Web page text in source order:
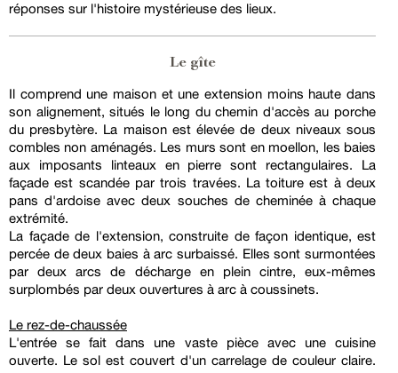
réponses sur l'histoire mystérieuse des lieux.
Le gîte
Il comprend une maison et une extension moins haute dans
son alignement, situés le long du chemin d'accès au porche
du presbytère. La maison est élevée de deux niveaux sous
combles non aménagés. Les murs sont en moellon, les baies
aux imposants linteaux en pierre sont rectangulaires. La
façade est scandée par trois travées. La toiture est à deux
pans d'ardoise avec deux souches de cheminée à chaque
extrémité.
La façade de l'extension, construite de façon identique, est
percée de deux baies à arc surbaissé. Elles sont surmontées
par deux arcs de décharge en plein cintre, eux-mêmes
surplombés par deux ouvertures à arc à coussinets.
Le rez-de-chaussée
L'entrée se fait dans une vaste pièce avec une cuisine
ouverte. Le sol est couvert d'un carrelage de couleur claire.